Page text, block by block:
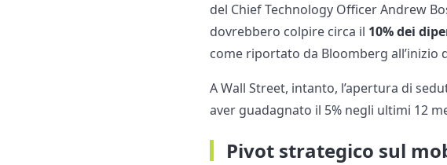
del Chief Technology Officer Andrew
dovrebbero colpire circa il 10% dei
come riportato da Bloomberg all’inizio
A Wall Street, intanto, l’apertura di
aver guadagnato il 5% negli ultimi 12
Pivot strategico sul